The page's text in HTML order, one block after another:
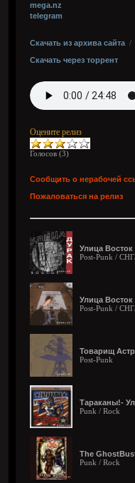
mega.nz
telegram
Скачать из архива сайта /
Скачать через торрент
Оцените релиз
Голосов (3)
Сообщить о нерабочей
Пожаловаться на релиз
Улица Восток
Post-Punk /
Улица Восток
Post-Punk /
Товарищ
Post-Punk
Тараканы!-
Punk / Rock
The
Punk / Rock